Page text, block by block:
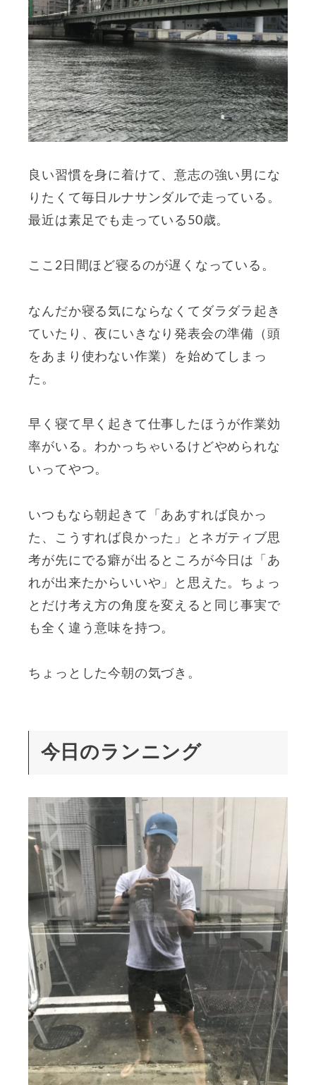
良い習慣を身に着けて、意志の強い男にな
りたくて毎日ルナサンダルで走っている。
最近は素足でも走っている50歳。
ここ2日間ほど寝るのが遅くなっている。
なんだか寝る気にならなくてダラダラ起き
ていたり、夜にいきなり発表会の準備（頭
をあまり使わない作業）を始めてしまっ
た。
早く寝て早く起きて仕事したほうが作業効
率がいる。わかっちゃいるけどやめられな
いってやつ。
いつもなら朝起きて「ああすれば良かっ
た、こうすれば良かった」とネガティブ思
考が先にでる癖が出るところが今日は「あ
れが出来たからいいや」と思えた。ちょっ
とだけ考え方の角度を変えると同じ事実で
も全く違う意味を持つ。
ちょっとした今朝の気づき。
今日のランニング